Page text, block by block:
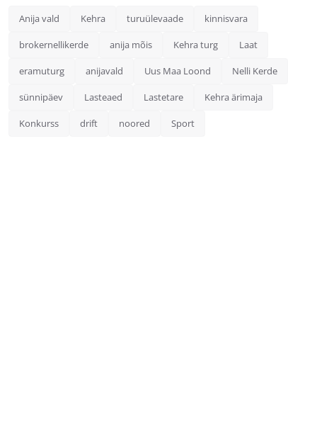
Anija vald Kehra turuülevaade kinnisvara
brokernellikerde anija mõis Kehra turg Laat
eramuturg anijavald Uus Maa Loond Nelli Kerde
sünnipäev Lasteaed Lastetare Kehra ärimaja
Konkurss drift noored Sport